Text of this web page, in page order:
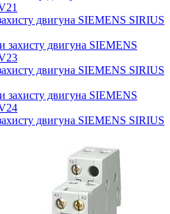
двигуна SIEMENS SIRIUS
двигуна SIEMENS SIRIUS
двигуна SIEMENS SIRIUS